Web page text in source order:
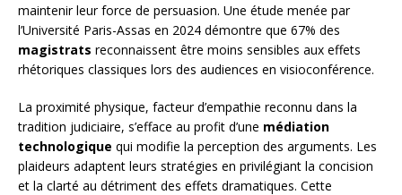
maintenir leur force de persuasion. Une étude menée par
l’Université Paris-Assas en 2024 démontre que 67% des
magistrats reconnaissent être moins sensibles aux effets
rhétoriques classiques lors des audiences en visioconférence.
La proximité physique, facteur d’empathie reconnu dans la
tradition judiciaire, s’efface au profit d’une médiation
technologique qui modifie la perception des arguments. Les
plaideurs adaptent leurs stratégies en privilégiant la concision
et la clarté au détriment des effets dramatiques. Cette